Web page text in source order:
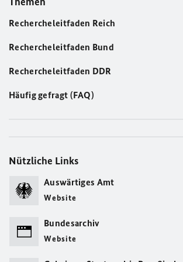
Rechercheleitfaden Reich
Rechercheleitfaden Bund
Rechercheleitfaden DDR
Häufig gefragt (FAQ)
Nützliche Links
Auswärtiges Amt
Website
Bundesarchiv
Website